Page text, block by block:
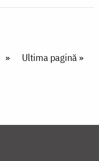
Last page
Ultima pagină »